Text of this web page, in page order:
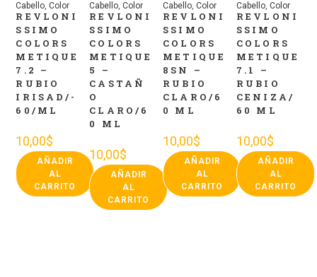
Cabello,Color
REVLONI
SSIMO
COLORS
METIQUE
7.2 –
RUBIO
IRISAD/-
60/ML
10,00$
AÑADIR
AL
CARRITO
Cabello,Color
REVLONI
SSIMO
COLORS
METIQUE
5 –
CASTAÑ
O
CLARO/6
0 ML
10,00$
AÑADIR
AL
CARRITO
Cabello,Color
REVLONI
SSIMO
COLORS
METIQUE
8SN –
RUBIO
CLARO/6
0 ML
10,00$
AÑADIR
AL
CARRITO
Cabello,Color
REVLONI
SSIMO
COLORS
METIQUE
7.1 –
RUBIO
CENIZA/
60 ML
10,00$
AÑADIR
AL
CARRITO